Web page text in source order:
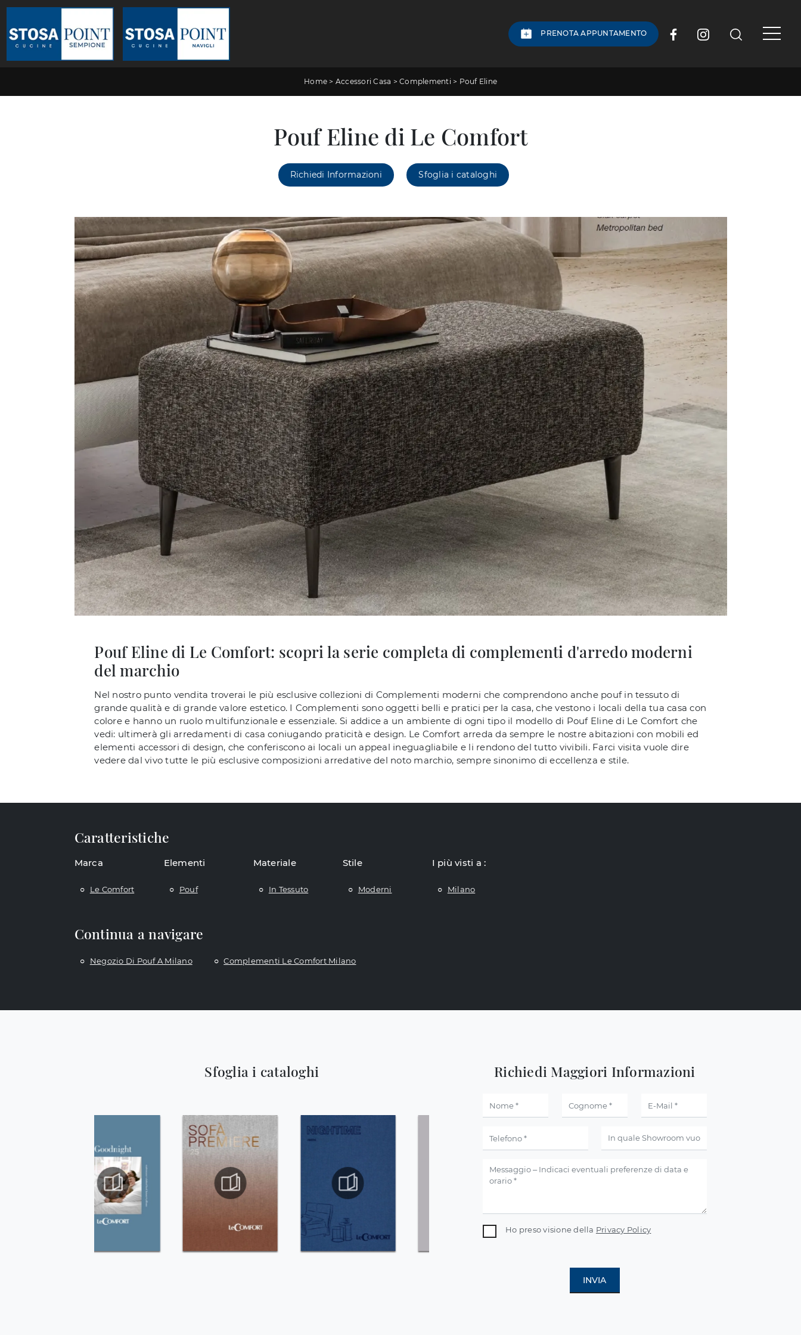
PRENOTA APPUNTAMENTO
Home > Accessori Casa > Complementi > Pouf Eline
Pouf Eline di Le Comfort
Richiedi Informazioni Sfoglia i cataloghi
Pouf Eline di Le Comfort: scopri la serie completa di complementi d'arredo moderni
del marchio
Nel nostro punto vendita troverai le più esclusive collezioni di Complementi moderni che comprendono anche pouf in tessuto di
grande qualità e di grande valore estetico. I Complementi sono oggetti belli e pratici per la casa, che vestono i locali della tua casa con
colore e hanno un ruolo multifunzionale e essenziale. Si addice a un ambiente di ogni tipo il modello di Pouf Eline di Le Comfort che
vedi: ultimerà gli arredamenti di casa coniugando praticità e design. Le Comfort arreda da sempre le nostre abitazioni con mobili ed
elementi accessori di design, che conferiscono ai locali un appeal ineguagliabile e li rendono del tutto vivibili. Farci visita vuole dire
vedere dal vivo tutte le più esclusive composizioni arredative del noto marchio, sempre sinonimo di eccellenza e stile.
Caratteristiche
Marca
Le Comfort
Elementi
Pouf
Materiale
In Tessuto
Stile
Moderni
I più visti a :
Milano
Continua a navigare
Negozio Di Pouf A Milano Complementi Le Comfort Milano
Sfoglia i cataloghi Richiedi Maggiori Informazioni
Ho preso visione della Privacy Policy
INVIA